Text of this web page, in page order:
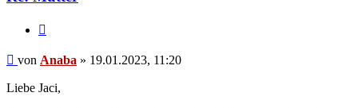
Beitrag
von Anaba » 19.01.2023, 11:20
Liebe Jaci,